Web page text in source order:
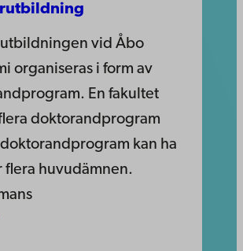
vid Åbo
organiseras i form av
En fakultet
doktorandprogram
kan ha
flera huvudämnen.